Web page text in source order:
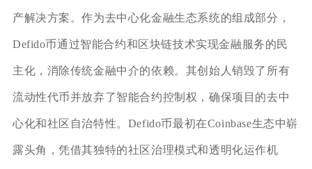
产解决方案。作为去中心化金融生态系统的组成部分，
Defido币通过智能合约和区块链技术实现金融服务的民
主化，消除传统金融中介的依赖。其创始人销毁了所有
流动性代币并放弃了智能合约控制权，确保项目的去中
心化和社区自治特性。Defido币最初在Coinbase生态中崭
露头角，凭借其独特的社区治理模式和透明化运作机